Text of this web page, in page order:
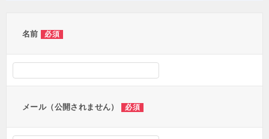
名前 必須
メール（公開されません） 必須